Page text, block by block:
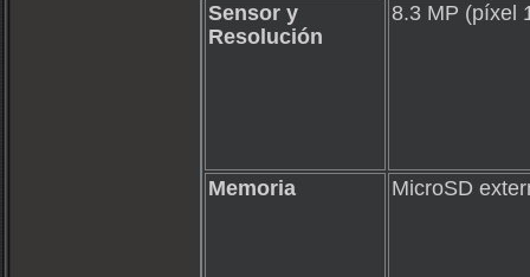
Sensor y
Resolución
8.3 MP (píxel
Memoria MicroSD